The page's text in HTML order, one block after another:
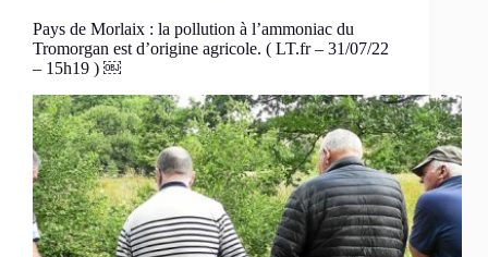
Pays de Morlaix : la pollution à l’ammoniac du
Tromorgan est d’origine agricole. ( LT.fr – 31/07/22
– 15h19 ) ￼